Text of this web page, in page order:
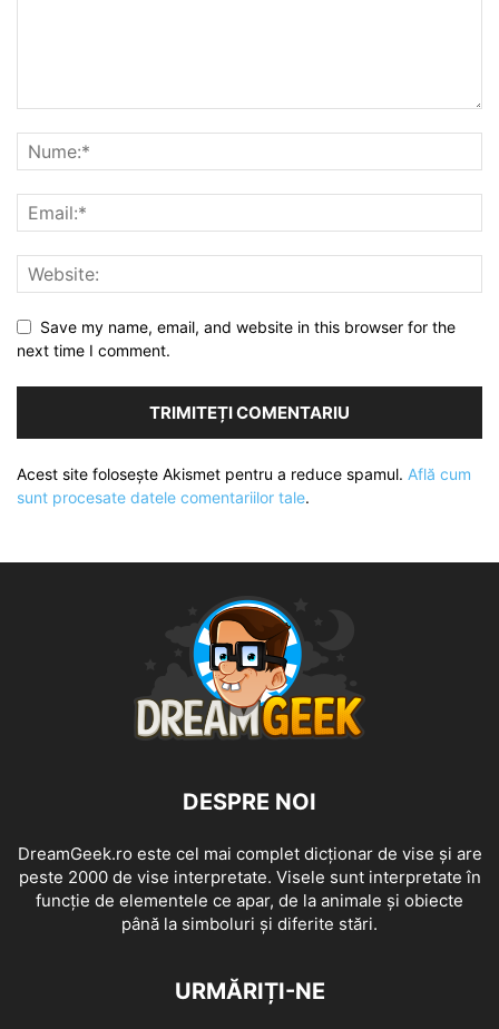
Save my name, email, and website in this browser for the
next time I comment.
Acest site folosește Akismet pentru a reduce spamul. Află cum
sunt procesate datele comentariilor tale.
DESPRE NOI
DreamGeek.ro este cel mai complet dicționar de vise și are
peste 2000 de vise interpretate. Visele sunt interpretate în
funcție de elementele ce apar, de la animale și obiecte
până la simboluri și diferite stări.
URMĂRIȚI-NE